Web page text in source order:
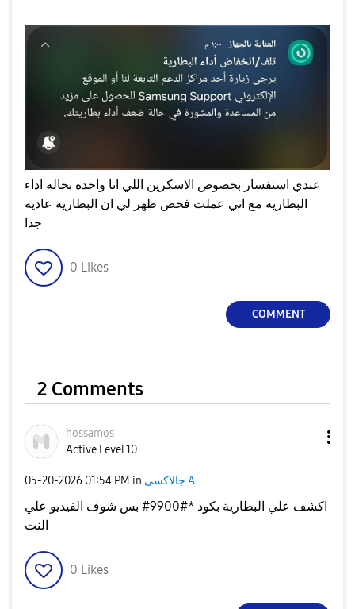
عندي استفسار بخصوص الاسكرين اللي انا واخده بحاله اداء
البطاريه مع اني عملت فحص ظهر لي ان البطاريه عاديه
0 Likes
COMMENT
2 Comments
hossamos
Active Level 10
‎05-20-2026 01:54 PM in جالاكسى A
اكشف علي البطارية بكود *#9900# بس شوف الفيديو علي
النت
0 Likes